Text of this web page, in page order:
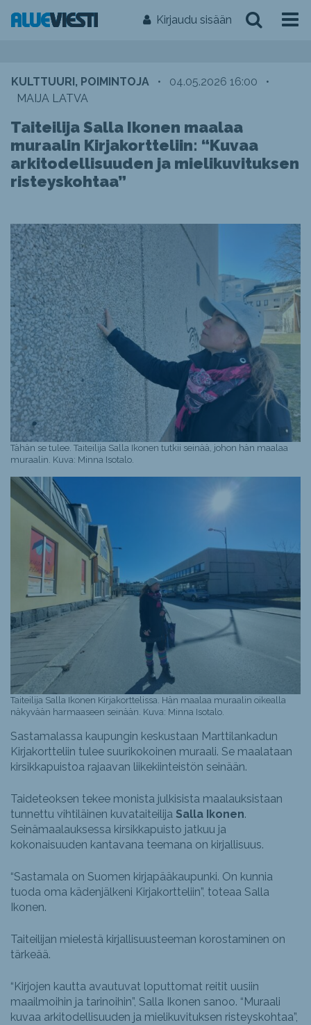
Kirjaudu sisään
KULTTUURI, POIMINTOJA • 04.05.2026 16:00
•
MAIJA LATVA
Taiteilija Salla Ikonen maalaa
muraalin Kirjakortteliin: “Kuvaa
arkitodellisuuden ja mielikuvituksen
risteyskohtaa”
Tähän se tulee. Taiteilija Salla Ikonen tutkii seinää, johon hän maalaa
muraalin. Kuva: Minna Isotalo.
Taiteilija Salla Ikonen Kirjakorttelissa. Hän maalaa muraalin oikealla
näkyvään harmaaseen seinään. Kuva: Minna Isotalo.
Sastamalassa kaupungin keskustaan Marttilankadun
Kirjakortteliin tulee suurikokoinen muraali. Se maalataan
kirsikkapuistoa rajaavan liikekiinteistön seinään.
Taideteoksen tekee monista julkisista maalauksistaan
tunnettu vihtiläinen kuvataiteilija Salla Ikonen.
Seinämaalauksessa kirsikkapuisto jatkuu ja
kokonaisuuden kantavana teemana on kirjallisuus.
“Sastamala on Suomen kirjapääkaupunki. On kunnia
tuoda oma kädenjälkeni Kirjakortteliin”, toteaa Salla
Ikonen.
Taiteilijan mielestä kirjallisuusteeman korostaminen on
tärkeää.
“Kirjojen kautta avautuvat loputtomat reitit uusiin
maailmoihin ja tarinoihin”, Salla Ikonen sanoo. “Muraali
kuvaa arkitodellisuuden ja mielikuvituksen risteyskohtaa”,